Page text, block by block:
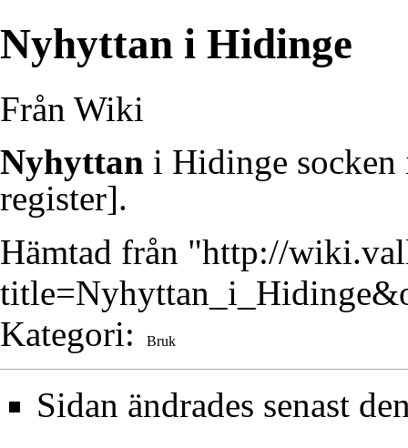
Nyhyttan i Hidinge
Från Wiki
Nyhyttan i Hidinge
register].
Hämtad från "http://
Kategori: Bruk
Sidan ändrades senast